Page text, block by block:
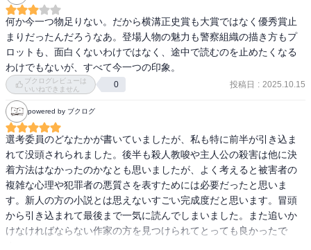
何か今一つ物足りない。だから横溝正史賞も大賞ではなく優秀賞止
まりだったんだろうなあ。登場人物の魅力も警察組織の描き方もプ
ロットも、面白くないわけではなく、途中で読むのを止めたくなる
わけでもないが、すべて今一つの印象。
ブクログレビューは
いいねできません
0 投稿日 : 2025.10.15
powered by ブクログ
選考委員のどなたかが書いていましたが、私も特に前半が引き込ま
れて没頭されられました。後半も殺人教唆や主人公の殺害は他に決
着方法はなかったのかなとも思いましたが、よく考えると被害者の
複雑な心理や犯罪者の悪質さを表すためには必要だったと思いま
す。新人の方の小説とは思えないすごい完成度だと思います。冒頭
から引き込まれて最後まで一気に読んでしまいました。また追いか
けなければならない作家の方を見つけられてとっても良かったで